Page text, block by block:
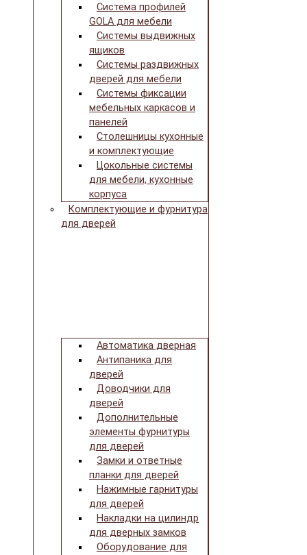
Система профилей
GOLA для мебели
Системы выдвижных
ящиков
Системы раздвижных
дверей для мебели
Системы фиксации
мебельных каркасов и
панелей
Столешницы кухонные
и комплектующие
Цокольные системы
для мебели, кухонные
корпуса
Комплектующие и фурнитура
для дверей
Автоматика дверная
Антипаника для
дверей
Доводчики для
дверей
Дополнительные
элементы фурнитуры
для дверей
Замки и ответные
планки для дверей
Нажимные гарнитуры
для дверей
Накладки на цилиндр
для дверных замков
Оборудование для